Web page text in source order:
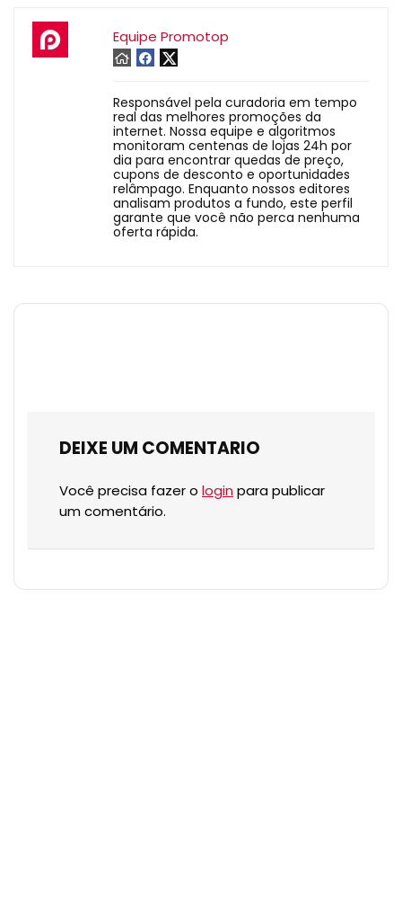
Equipe Promotop
Responsável pela curadoria em tempo
real das melhores promoções da
internet. Nossa equipe e algoritmos
monitoram centenas de lojas 24h por
dia para encontrar quedas de preço,
cupons de desconto e oportunidades
relâmpago. Enquanto nossos editores
analisam produtos a fundo, este perfil
garante que você não perca nenhuma
oferta rápida.
DEIXE UM COMENTARIO
Você precisa fazer o login para publicar
um comentário.